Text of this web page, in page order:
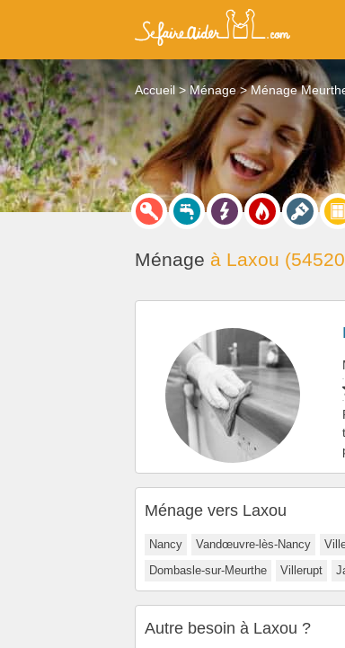
Accueil Ménage Ménage
Ménage à Laxou
Ménage vers Laxou
Nancy Vandœuvre-lès-Nancy
Dombasle-sur-Meurthe
Villerupt
Autre besoin à Laxou ?